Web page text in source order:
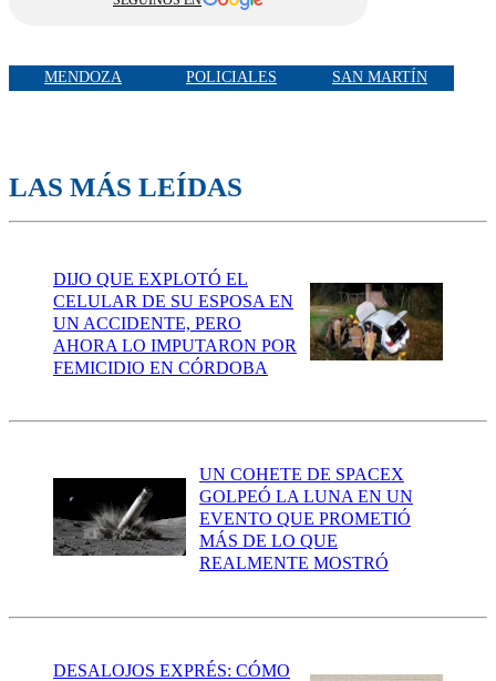
MENDOZA POLICIALES SAN MARTÍN
LAS MÁS LEÍDAS
DIJO QUE EXPLOTÓ EL
CELULAR DE SU ESPOSA EN
UN ACCIDENTE, PERO
AHORA LO IMPUTARON POR
FEMICIDIO EN CÓRDOBA
UN COHETE DE SPACEX
GOLPEÓ LA LUNA EN UN
EVENTO QUE PROMETIÓ
MÁS DE LO QUE
REALMENTE MOSTRÓ
DESALOJOS EXPRÉS: CÓMO